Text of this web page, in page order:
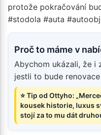
protože pokračování
#stodola #auta
Proč to máme v
Abychom ukázali, že i
jestli to bude
⭐ Tip od Ottyho:
kousek historie, luxus
stojí za to mu dát